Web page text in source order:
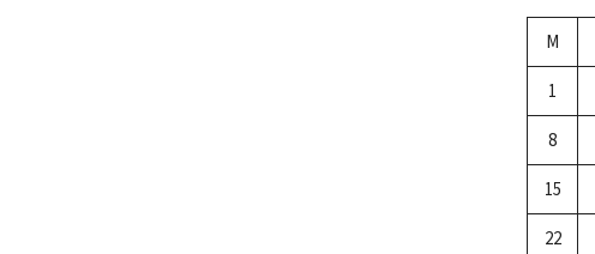
M
1
8
15
22